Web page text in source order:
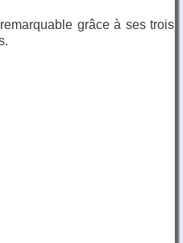
grâce à ses trois